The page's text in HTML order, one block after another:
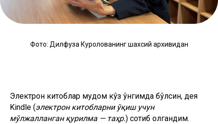
Фото: Дилфуза Куролованинг шахсий архивидан
Электрон китоблар мудом кўз ўнгимда бўлсин, дея
Kindle (электрон китобларни ўқиш учун
мўлжалланган қурилма — таҳр.) сотиб олгандим.